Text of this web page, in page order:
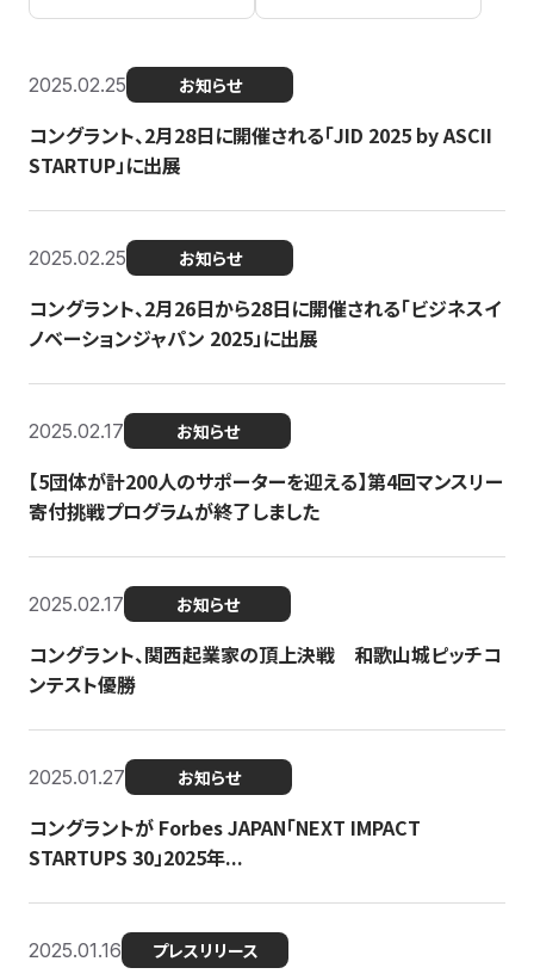
2025.02.25 お知らせ
コングラント、2月28日に開催される「JID 2025 by ASCII
STARTUP」に出展
2025.02.25 お知らせ
コングラント、2月26日から28日に開催される「ビジネスイ
ノベーションジャパン 2025」に出展
2025.02.17 お知らせ
【5団体が計200人のサポーターを迎える】​​第4回マンスリー
寄付挑戦プログラムが終了しました
2025.02.17 お知らせ
コングラント、関西起業家の頂上決戦 和歌山城ピッチコ
ンテスト優勝
2025.01.27 お知らせ
コングラントが Forbes JAPAN「NEXT IMPACT
STARTUPS 30」2025年...
2025.01.16 プレスリリース